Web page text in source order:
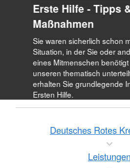
Erste Hilfe - Tipps
Maßnahmen
Sie waren sicherlich schon
Situation, in der Sie oder
eines Mitmenschen
unseren thematisch
erhalten Sie grundlegende
Ersten Hilfe.
Deutsches Rotes
Leistungen